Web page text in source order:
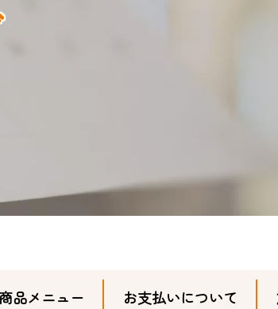
商品メニュー お支払いについて